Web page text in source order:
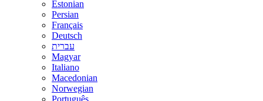
Estonian
Persian
Français
Deutsch
עברית
Magyar
Italiano
Macedonian
Norwegian
Português